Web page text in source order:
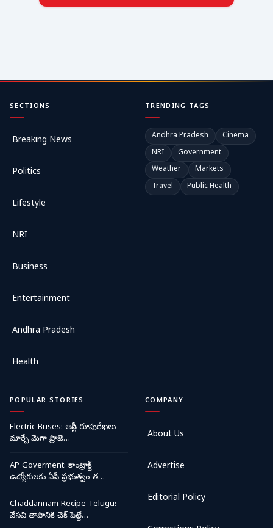
SECTIONS
Breaking News
Politics
Lifestyle
NRI
Business
Entertainment
Andhra Pradesh
Health
TRENDING TAGS
Andhra Pradesh
Cinema
NRI
Government
Weather
Markets
Travel
Public Health
POPULAR STORIES
Electric Buses: ఆర్టీసీ రూపురేఖలు
మార్చే మెగా ప్రాజె…
AP Goverment: కాంట్రాక్ట్
ఉద్యోగులకు ఏపీ ప్రభుత్వం త…
Chaddannam Recipe Telugu:
వేసవి తాపానికి చెక్ పెట్టే…
COMPANY
About Us
Advertise
Editorial Policy